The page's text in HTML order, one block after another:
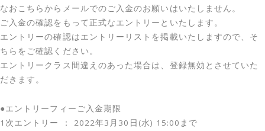
なおこちらからメールでのご入金のお願いはいたしません。
ご入金の確認をもって正式なエントリーといたします。
エントリーの確認はエントリーリストを掲載いたしますので、そ
ちらをご確認ください。
エントリークラス間違えのあった場合は、登録無効とさせていた
だきます。
●エントリーフィーご入金期限
1次エントリー ： 2022年3月30日(水) 15:00まで